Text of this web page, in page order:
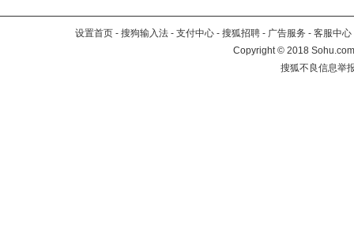
设置首页 - 搜狗输入法 - 支付中心 - 搜狐招聘 - 广告服务 - 客服中心
Copyright©2018
搜狐不良信息举